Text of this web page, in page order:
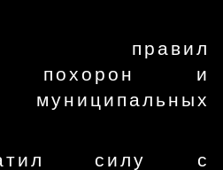
правил
похорон и
силу с